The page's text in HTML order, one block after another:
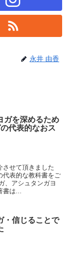
永井 由香
ガを深めるため
代表的なおス
させて頂きました
代表的な教科書をご
、アシュタンガヨ
は...
・信じることで